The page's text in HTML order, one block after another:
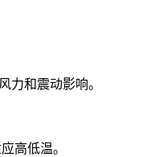
和震动影响。
高低温。